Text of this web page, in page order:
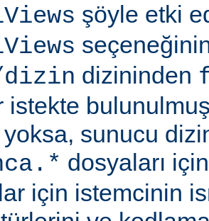
şöyle etki
dizininden
istekte
sunucu
dosyaları
için istemcinin